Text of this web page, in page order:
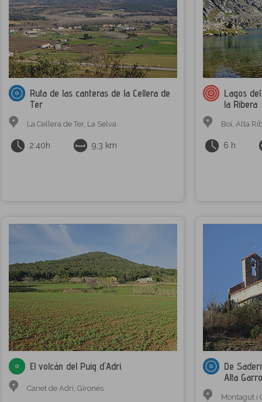
Ruta de las canteras de la Cellera de
Ter
La Cellera de Ter, La Selva
2:40h 9,3 km
Lagos
la Ribera
Boí, Alta
6 h
El volcán del Puig d'Adri
Canet de Adri, Gironés
De
Alta
Montagut i